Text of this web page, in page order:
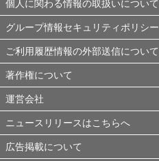
個人に関わる情報の取扱いについて
グループ情報セキュリティポリシー
ご利用履歴情報の外部送信について
著作権について
運営会社
ニュースリリースはこちらへ
広告掲載について